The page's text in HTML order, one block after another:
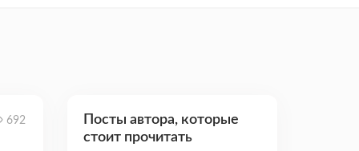
692
Посты автора, которые
стоит прочитать